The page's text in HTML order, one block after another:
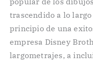
trascendido a lo
principio de una
empresa Disney
largometrajes, a